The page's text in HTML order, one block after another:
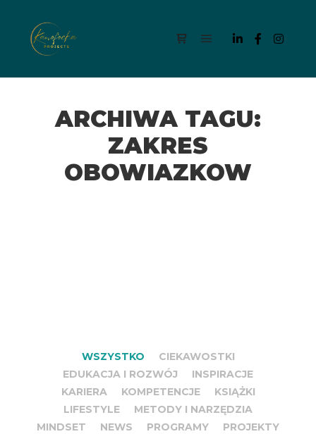
ARCHIWA TAGU:
ZAKRES
OBOWIAZKOW
WSZYSTKO
CIEKAWOSTKI
EDUKACJA I ROZWÓJ
INSPIRACJE
KARIERA
KOMPETENCJE
KSIĄŻKI
LIFESTYLE
METODY I NARZĘDZIA
MINDSET
NEWS PROGRAMY
PROJEKTY